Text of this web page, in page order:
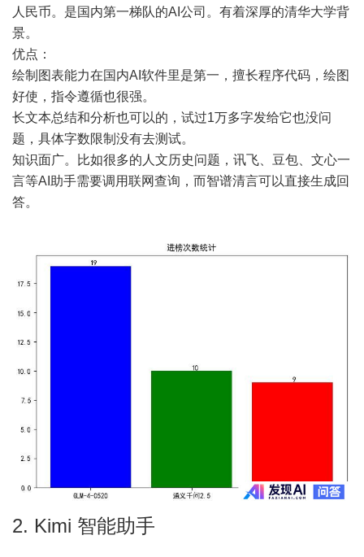
人民币。是国内第一梯队的AI公司。有着深厚的清华大学背
景。
优点：
绘制图表能力在国内AI软件里是第一，擅长程序代码，绘图
好使，指令遵循也很强。
长文本总结和分析也可以的，试过1万多字发给它也没问
题，具体字数限制没有去测试。
知识面广。比如很多的人文历史问题，讯飞、豆包、文心一
言等AI助手需要调用联网查询，而智谱清言可以直接生成回
答。
2. Kimi 智能助手